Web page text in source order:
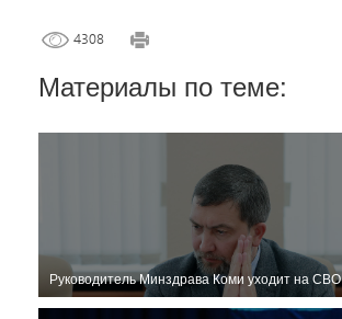
4308
Материалы по теме:
Руководитель Минздрава Коми уходит на СВО